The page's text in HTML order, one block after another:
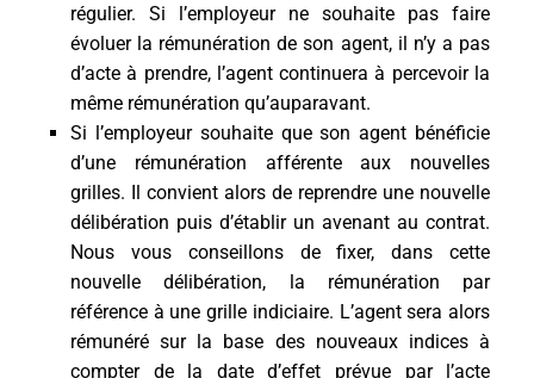
régulier. Si l’employeur ne souhaite pas faire
évoluer la rémunération de son agent, il n’y a pas
d’acte à prendre, l’agent continuera à percevoir la
même rémunération qu’auparavant.
Si l’employeur souhaite que son agent bénéficie
d’une rémunération afférente aux nouvelles
grilles. Il convient alors de reprendre une nouvelle
délibération puis d’établir un avenant au contrat.
Nous vous conseillons de fixer, dans cette
nouvelle délibération, la rémunération par
référence à une grille indiciaire. L’agent sera alors
rémunéré sur la base des nouveaux indices à
compter de la date d’effet prévue par l’acte